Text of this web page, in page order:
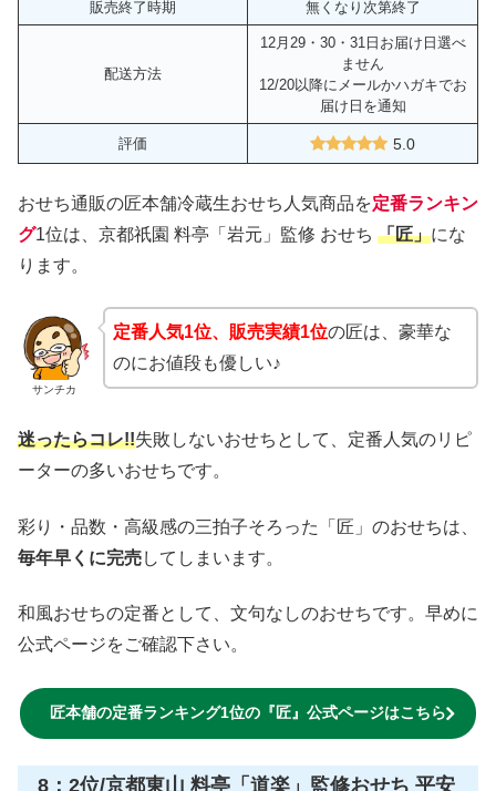
匠(たくみ)／冷蔵／3段重／47品／3～4
人用
通常価格:18,800円(税込)
送料
在庫状況
販売終了時期 無くなり次第終了
ません
評価 5.0
グ1位は、京都祇園 料亭「岩元」監修 おせち「匠」にな
ります。
定番人気1位、販売実績1位の匠は、豪華な
のにお値段も優しい♪